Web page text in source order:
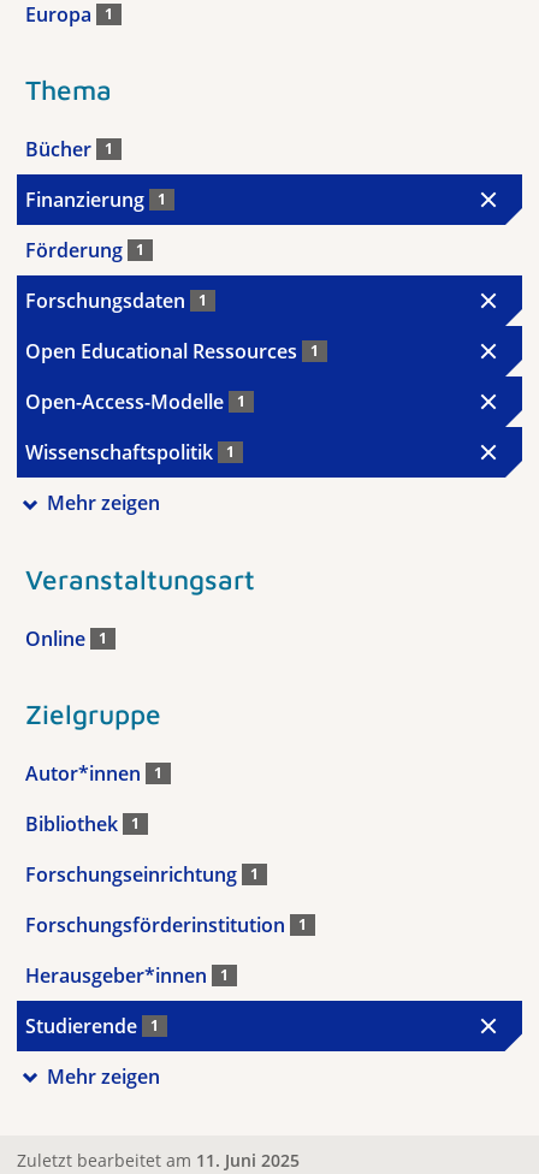
Europa 1
Thema
Bücher 1
Finanzierung 1
Förderung 1
Forschungsdaten 1
Open Educational Ressources 1
Open-Access-Modelle 1
Wissenschaftspolitik 1
Mehr zeigen
Veranstaltungsart
Online 1
Zielgruppe
Autor*innen 1
Bibliothek 1
Forschungseinrichtung 1
Forschungsförderinstitution 1
Herausgeber*innen 1
Studierende 1
Mehr zeigen
Zuletzt bearbeitet am 11. Juni 2025